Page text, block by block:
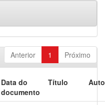
Anterior 1 Próximo
Data do
documento
Título